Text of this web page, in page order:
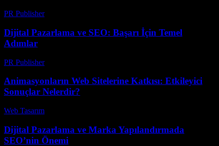
PR Publisher-
Dijital Pazarlama ve SEO: Başarı İçin Temel
Adımlar
PR Publisher-
Animasyonların Web Sitelerine Katkısı: Etkileyici
Sonuçlar Nelerdir?
Web Tasarım
Dijital Pazarlama ve Marka Yapılandırmada
SEO’nin Önemi